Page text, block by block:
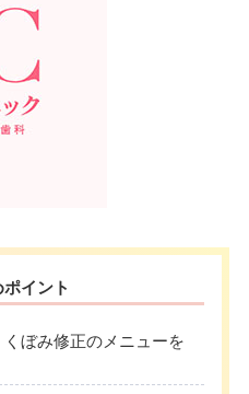
イント
ぼみ修正のメニューを